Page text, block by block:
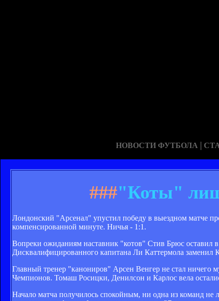
НОВОСТИ ФУТБОЛА |
###"Коты"
Лондонский "Арсенал" упустил победу в выездном матче
компенсированной минуте. Ничья - 1:1.
Вопреки ожиданиям наставник "котов" Стив Брюс оставил
Дисквалифицированного капитана Ли Каттермола заменил
Главный тренер "канониров" Арсен Венгер не стал ничего
Чемпионов. Томаш Росицки, Денилсон и Карлос вела
Начало матча получилось спокойным, ни одна из команд не